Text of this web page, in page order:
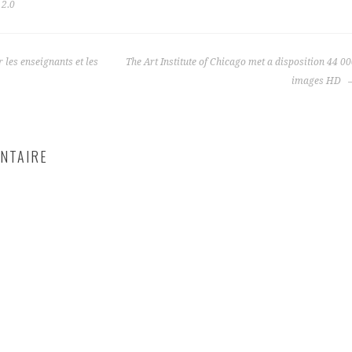
enseignants et les
The Art Institute of Chicago met a disposition 44
images HD